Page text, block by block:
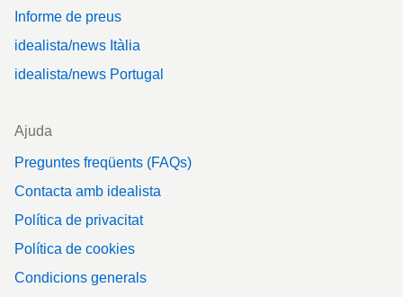
Informe de preus
idealista/news Itàlia
idealista/news Portugal
Ajuda
Preguntes freqüents (FAQs)
Contacta amb idealista
Política de privacitat
Política de cookies
Condicions generals